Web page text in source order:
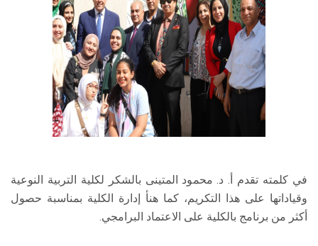
في كلمته تقدم أ. د. محمود المتينى بالشكر لكلية التربية النوعية
وقياداتها على هذا التكريم، كما هنأ إدارة الكلية بمناسبة حصول
أكثر من برنامج بالكلية على الاعتماد البرامجي.